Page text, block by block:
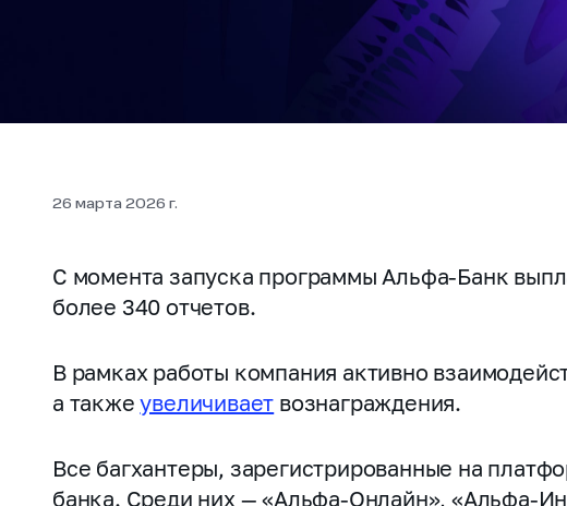
26 марта 2026 г.
С момента запуска программы Альфа‑Банк
более 340 отчетов.
В рамках работы компания активно
а такжеувеличивает вознаграждения.
Все багхантеры, зарегистрированные на
банка. Среди них — «Альфа‑Онлайн»,